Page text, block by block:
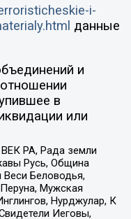
i-
данные
и
в
или
РА, Рада земли
Русь, Община
Веси Беловодья,
Мужская
Нурджулар, К
Иеговы,